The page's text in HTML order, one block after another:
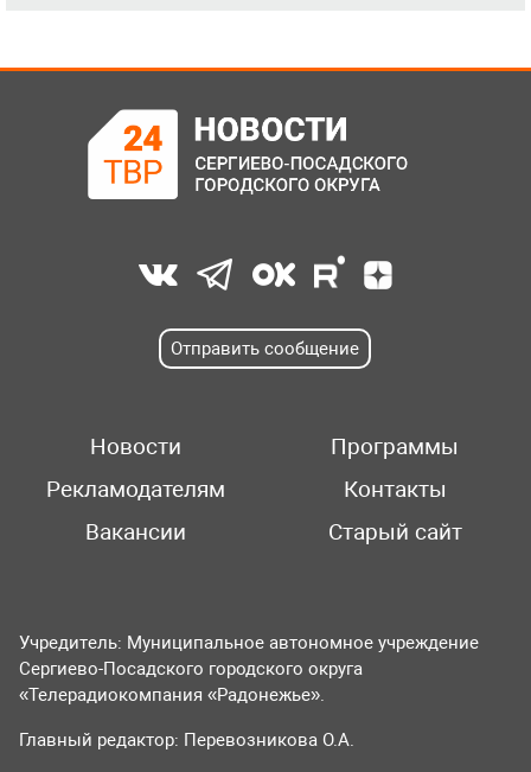
Отправить сообщение
Новости
Программы
Рекламодателям
Контакты
Вакансии
Старый сайт
Учредитель: Муниципальное автономное учреждение
Сергиево-Посадского городского округа
«Телерадиокомпания «Радонежье».
Главный редактор: Перевозникова О.А.